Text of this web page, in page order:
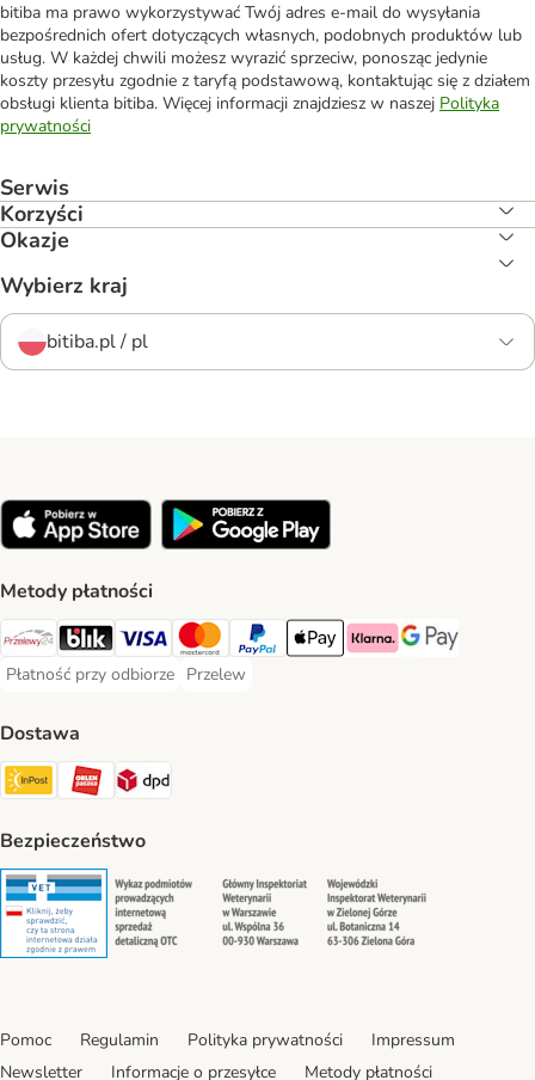
bitiba ma prawo wykorzystywać Twój adres e-mail do wysyłania
bezpośrednich ofert dotyczących własnych, podobnych produktów lub
usług. W każdej chwili możesz wyrazić sprzeciw, ponosząc jedynie
koszty przesyłu zgodnie z taryfą podstawową, kontaktując się z działem
obsługi klienta bitiba. Więcej informacji znajdziesz w naszej Polityka
prywatności
Serwis
Korzyści
Okazje
Wybierz kraj
bitiba.pl / pl
Metody płatności
Przelewy24 Payment Method
Blik Payment Method
VISA Payment Method
MasterCard Payment Method
PayPal Payment Method
Apple Pay Payment Method
Klarna Payment Method
Google Pay
Płatność przy odbiorze
Płatność przy odbiorze Payment Method
Przelew
Przelew Payment Method
Dostawa
InPost Shipping Method
ORLEN Paczka. Shipping Method
DPD Shipping Method
Bezpieczeństwo
Security Security Security
Pomoc Regulamin Polityka prywatności
Impressum
Newsletter
Informacje o przesyłce Metody płatności